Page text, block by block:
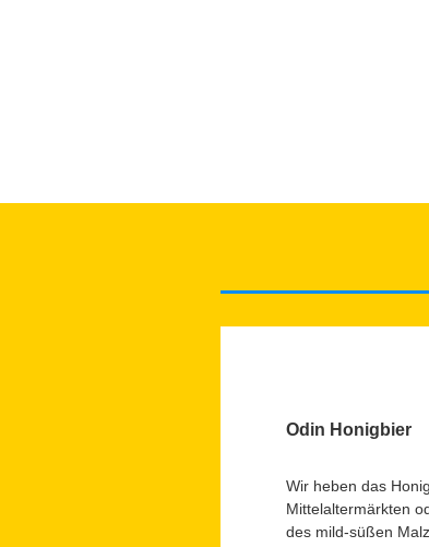
Odin Honigbier
Wir heben das
Mittelaltermärkten
des mild-süßen